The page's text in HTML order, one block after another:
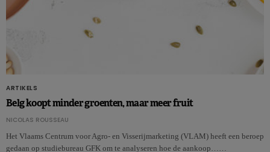
ARTIKELS
Belg koopt minder groenten, maar meer fruit
NICOLAS ROUSSEAU
Het Vlaams Centrum voor Agro- en Visserijmarketing (VLAM) heeft een beroep
gedaan op studiebureau GFK om te analyseren hoe de aankoop……